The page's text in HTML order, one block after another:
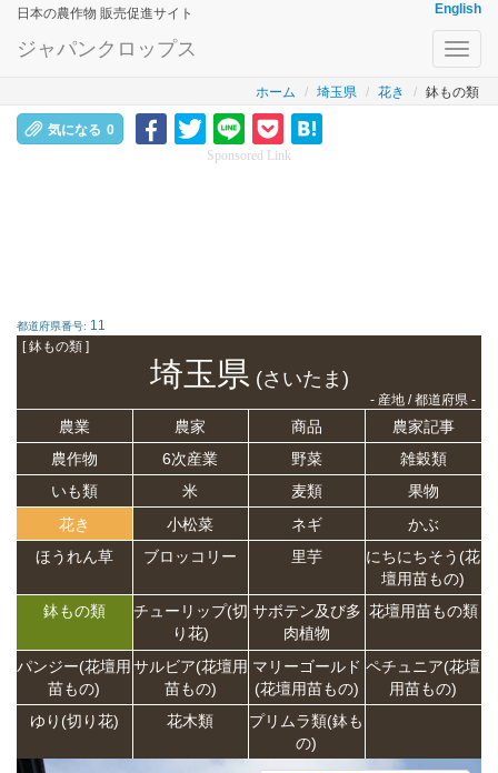
日本の農作物 販売促進サイト English
ジャパンクロップス
ホーム 埼玉県 花き 鉢もの類
気になる 0
Sponsored Link
都道府県番号: 11
[ 鉢もの類 ]
埼玉県(さいたま)
- 産地 / 都道府県 -
農業 農家 商品
農家記事
農作物
6次産業 野菜
雑穀類
いも類
米 麦類
果物
花き
小松菜 ネギ
かぶ
ほうれん草
ブロッコリー 里芋
にちにちそう(花
壇用苗もの)
鉢もの類
チューリップ(切
り花)
サボテン及び多
肉植物
花壇用苗もの類
パンジー(花壇用
苗もの)
サルビア(花壇用
苗もの)
マリーゴールド
(花壇用苗もの)
ペチュニア(花壇
用苗もの)
ゆり(切り花)
花木類
プリムラ類(鉢も
の)